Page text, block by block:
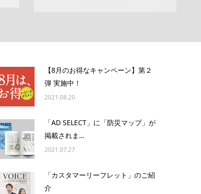
【8月のお得なキャンペーン】第２
弾 実施中！
2021.08.20
「AD SELECT」に「防災マップ」が
掲載されま…
2021.07.27
「カスタマーリーフレット」のご紹
介